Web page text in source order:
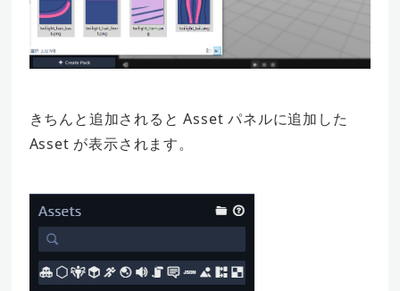
きちんと追加されると Asset パネルに追加した
Asset が表示されます。